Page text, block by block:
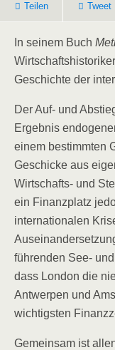
Teilen Tweet
In seinem Buch
Geschichte der
Der Auf- und
Ergebnis
einem bestimmten
Geschicke aus
Wirtschafts- und
ein Finanzplatz
internationalen
führenden See-
dass London die
Antwerpen und
wichtigsten
Gemeinsam ist